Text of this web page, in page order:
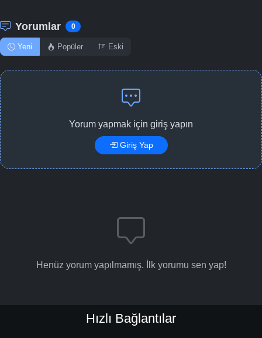
Yorumlar 0
Yeni Popüler Eski
Yorum yapmak için giriş yapın
Giriş Yap
Henüz yorum yapılmamış. İlk yorumu sen yap!
Hızlı Bağlantılar